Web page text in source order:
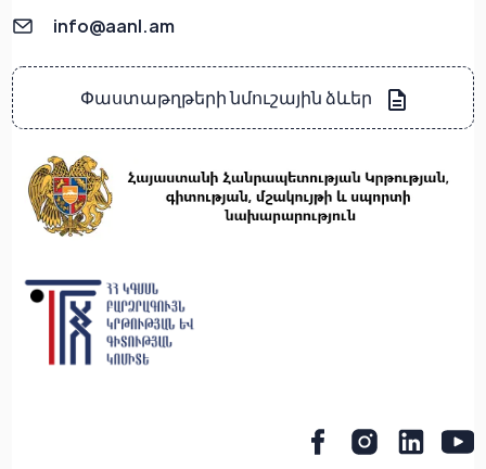
info@aanl.am
Փաստաթղթերի նմուշային ձևեր